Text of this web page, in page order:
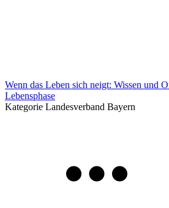
Wenn das Leben sich neigt: Wissen und
Lebensphase
Kategorie Landesverband Bayern